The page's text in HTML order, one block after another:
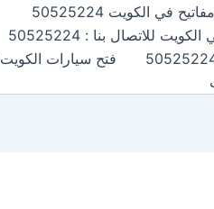
الكويت 50525224
بنا : 50525224
فتح سيارات الكويت50525224